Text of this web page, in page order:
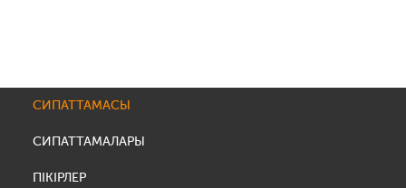
СИПАТТАМАСЫ
СИПАТТАМАЛАРЫ
ПІКІРЛЕР